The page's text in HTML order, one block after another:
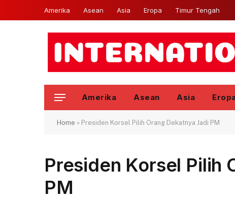
Amerika Asean Asia Eropa Timur Tengah
Amerika Asean Asia
Home » Presiden Korsel Pilih Orang Dekatnya Jadi PM
Presiden Korsel Pilih
PM